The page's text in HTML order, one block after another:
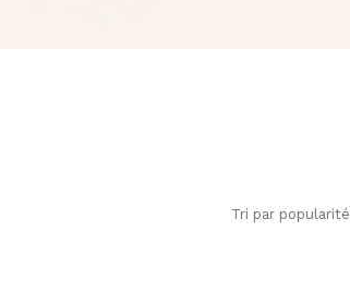
Tri par popularité